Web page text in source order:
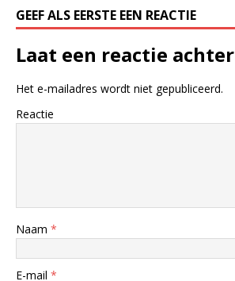
GEEF ALS EERSTE EEN REACTIE
Laat een reactie achter
Het e-mailadres wordt niet gepubliceerd.
Reactie
Naam *
E-mail *